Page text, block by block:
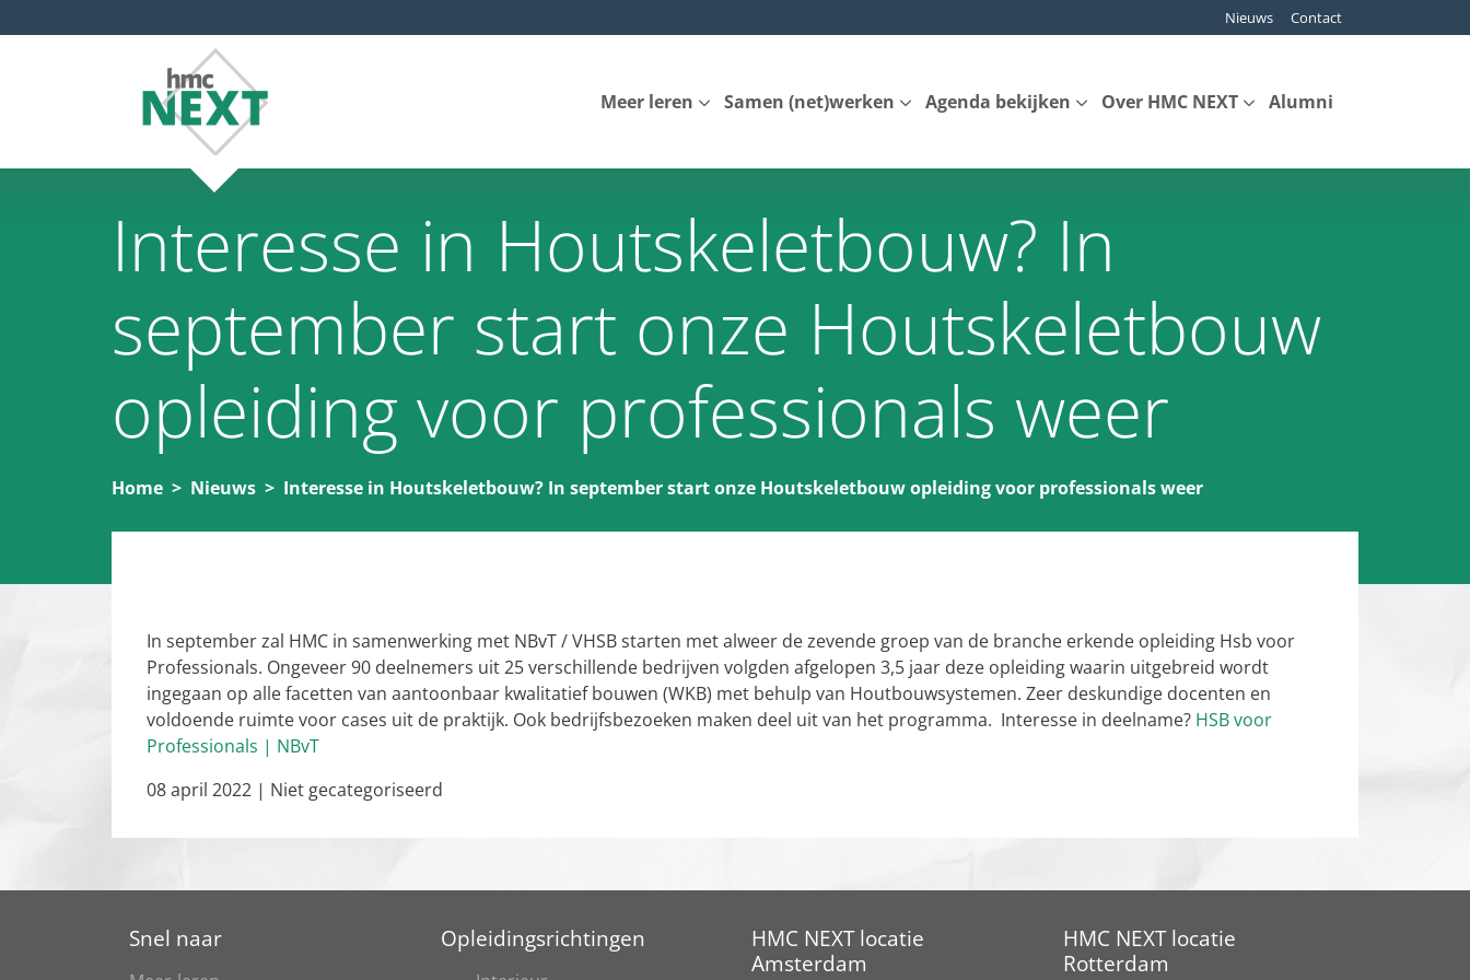
Nieuws Contact
Meer leren Samen (net)werken Agenda bekijken Over HMC NEXT Alumni
Interesse in Houtskeletbouw? In
september start onze Houtskeletbouw
opleiding voor professionals weer
Home Nieuws Interesse in Houtskeletbouw? In september start onze Houtskeletbouw opleiding voor professionals weer
In september zal HMC in samenwerking met NBvT / VHSB starten met alweer de zevende groep van de branche erkende opleiding Hsb voor
Professionals. Ongeveer 90 deelnemers uit 25 verschillende bedrijven volgden afgelopen 3,5 jaar deze opleiding waarin uitgebreid wordt
ingegaan op alle facetten van aantoonbaar kwalitatief bouwen (WKB) met behulp van Houtbouwsystemen. Zeer deskundige docenten en
voldoende ruimte voor cases uit de praktijk. Ook bedrijfsbezoeken maken deel uit van het programma. Interesse in deelname? HSB voor
Professionals | NBvT
08 april 2022 | Niet gecategoriseerd
Snel naar Opleidingsrichtingen
HMC NEXT locatie
Amsterdam
HMC NEXT locatie
Rotterdam